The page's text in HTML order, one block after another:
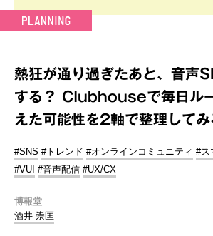
熱狂が通り過ぎたあと、音声
する？ Clubhouseで毎日ル
えた可能性を2軸で整理してみ
#SNS #トレンド #オンラインコミュニティ #ス
#VUI #音声配信 #UX/CX
博報堂
酒井 崇匡